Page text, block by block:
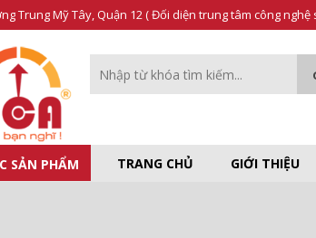
Trung Mỹ Tây, Quận 12 ( Đối diện trung tâm công nghệ
SẢN PHẨM TRANG CHỦ GIỚI THIỆU